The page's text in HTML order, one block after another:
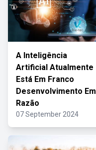
A Inteligência
Artificial Atualmente
Está Em Franco
Desenvolvimento Em
Razão
07 September 2024